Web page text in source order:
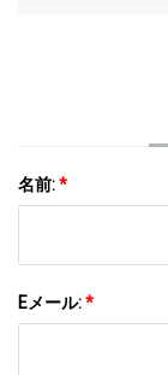
名前:*
Eメール:*